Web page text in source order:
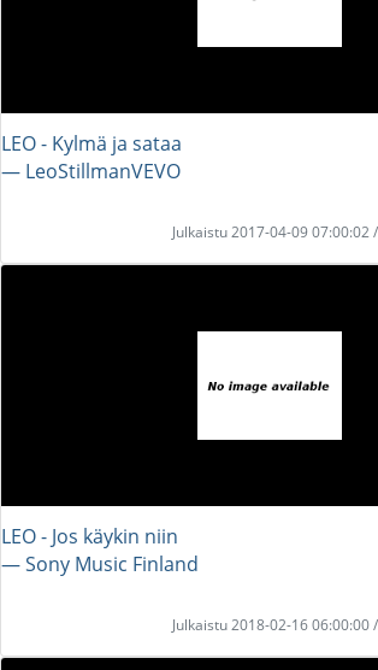
LEO - Kylmä ja sataa
― LeoStillmanVEVO
Julkaistu 2017-04-09
LEO - Jos käykin niin
― Sony Music Finland
Julkaistu 2018-02-16